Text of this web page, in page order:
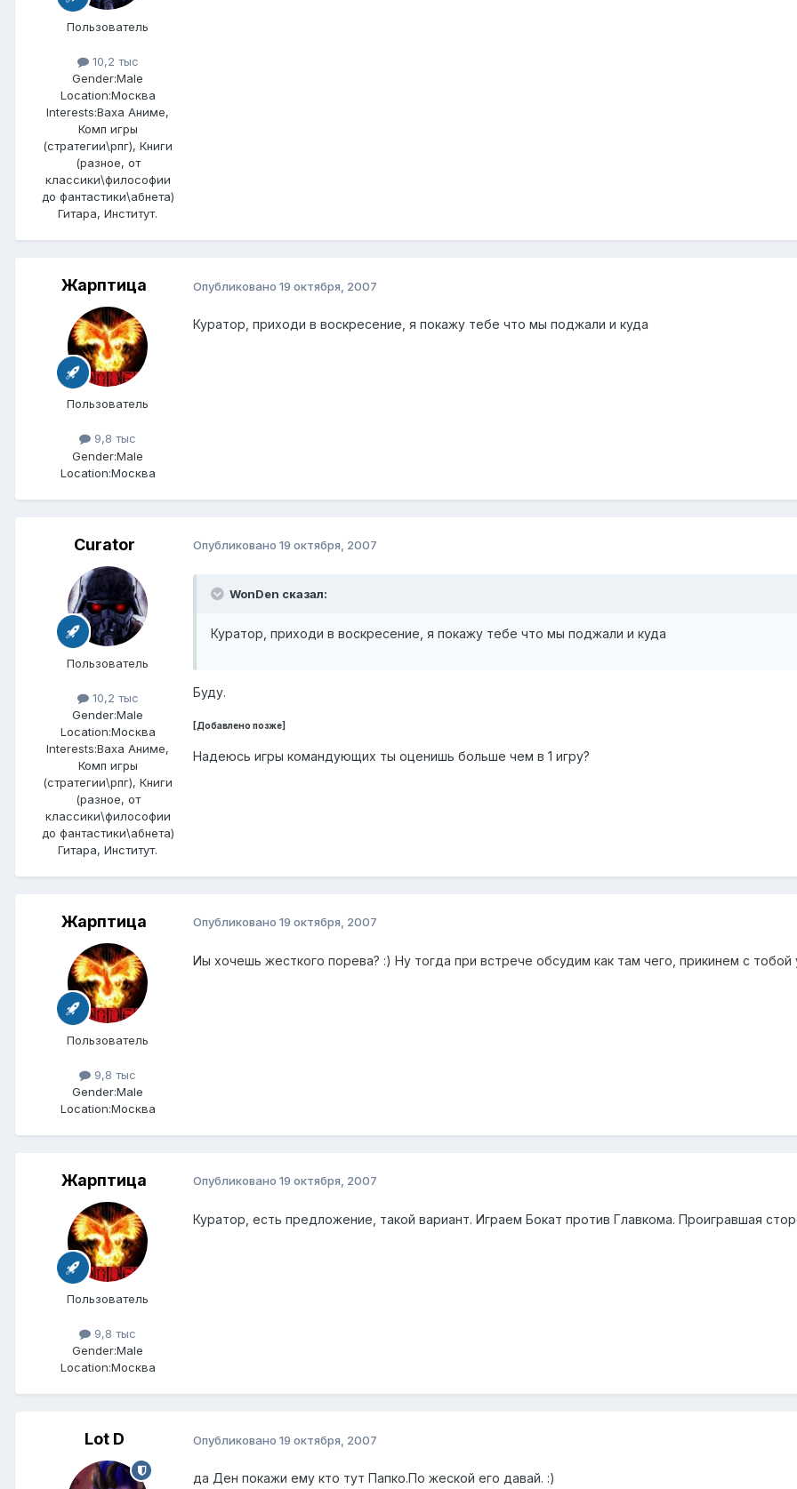
Пользователь
10,2 тыс
Gender:Male
Location:Москва
Interests:Ваха Аниме,
Комп игры
(стратегии\рпг), Книги
(разное, от
классики\философии
до фантастики\абнета)
Гитара, Институт.
Жарптица
Пользователь
9,8 тыс
Gender:Male
Location:Москва
Опубликовано 19 октября, 2007
Куратор, приходи в воскресение, я покажу тебе что мы поджали и куда
Curator
Пользователь
10,2 тыс
Gender:Male
Location:Москва
Interests:Ваха Аниме,
Комп игры
(стратегии\рпг), Книги
(разное, от
классики\философии
до фантастики\абнета)
Гитара, Институт.
Опубликовано 19 октября, 2007
WonDen сказал:
Куратор, приходи в воскресение, я покажу тебе что мы поджали и куда
Буду.
[Добавлено позже]
Надеюсь игры командующих ты оценишь больше чем в 1 игру?
Жарптица
Пользователь
9,8 тыс
Gender:Male
Location:Москва
Опубликовано 19 октября, 2007
Иы хочешь жесткого порева? :) Ну тогда при встрече обсудим как там чего, прикинем с тобой
Жарптица
Пользователь
9,8 тыс
Gender:Male
Location:Москва
Опубликовано 19 октября, 2007
Куратор, есть предложение, такой вариант. Играем Бокат против Главкома. Проигравшая
Lot D Опубликовано 19 октября, 2007
да Ден покажи ему кто тут Папко.По жеской его давай. :)